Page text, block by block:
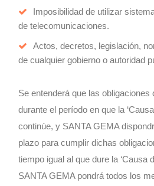
Imposibilidad de utilizar
de telecomunicaciones.
Actos, decretos, legislación,
de cualquier gobierno o autoridad
Se entenderá que las obligaciones
durante el período en que la
continúe, y SANTA GEMA
plazo para cumplir dichas
tiempo igual al que dure la ‘Causa
SANTA GEMA pondrá todos los